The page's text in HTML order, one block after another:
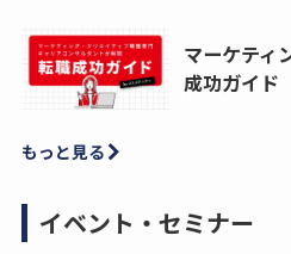
マーケティ
成功ガイド
もっと見る
イベント・セミナー